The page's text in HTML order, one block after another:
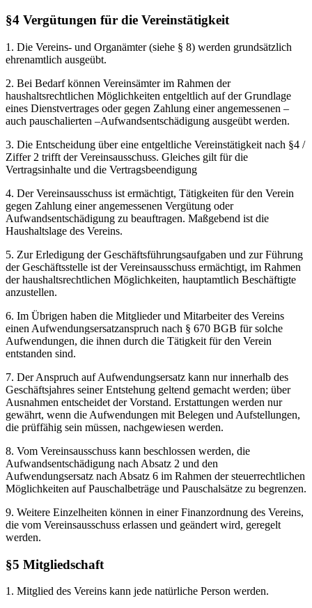
§4 Vergütungen für die Vereinstätigkeit
1. Die Vereins- und Organämter (siehe § 8) werden grundsätzlich
ehrenamtlich ausgeübt.
2. Bei Bedarf können Vereinsämter im Rahmen der
haushaltsrechtlichen Möglichkeiten entgeltlich auf der Grundlage
eines Dienstvertrages oder gegen Zahlung einer angemessenen –
auch pauschalierten –Aufwandsentschädigung ausgeübt werden.
3. Die Entscheidung über eine entgeltliche Vereinstätigkeit nach §4 /
Ziffer 2 trifft der Vereinsausschuss. Gleiches gilt für die
Vertragsinhalte und die Vertragsbeendigung
4. Der Vereinsausschuss ist ermächtigt, Tätigkeiten für den Verein
gegen Zahlung einer angemessenen Vergütung oder
Aufwandsentschädigung zu beauftragen. Maßgebend ist die
Haushaltslage des Vereins.
5. Zur Erledigung der Geschäftsführungsaufgaben und zur Führung
der Geschäftsstelle ist der Vereinsausschuss ermächtigt, im Rahmen
der haushaltsrechtlichen Möglichkeiten, hauptamtlich Beschäftigte
anzustellen.
6. Im Übrigen haben die Mitglieder und Mitarbeiter des Vereins
einen Aufwendungsersatzanspruch nach § 670 BGB für solche
Aufwendungen, die ihnen durch die Tätigkeit für den Verein
entstanden sind.
7. Der Anspruch auf Aufwendungsersatz kann nur innerhalb des
Geschäftsjahres seiner Entstehung geltend gemacht werden; über
Ausnahmen entscheidet der Vorstand. Erstattungen werden nur
gewährt, wenn die Aufwendungen mit Belegen und Aufstellungen,
die prüffähig sein müssen, nachgewiesen werden.
8. Vom Vereinsausschuss kann beschlossen werden, die
Aufwandsentschädigung nach Absatz 2 und den
Aufwendungsersatz nach Absatz 6 im Rahmen der steuerrechtlichen
Möglichkeiten auf Pauschalbeträge und Pauschalsätze zu begrenzen.
9. Weitere Einzelheiten können in einer Finanzordnung des Vereins,
die vom Vereinsausschuss erlassen und geändert wird, geregelt
werden.
§5 Mitgliedschaft
1. Mitglied des Vereins kann jede natürliche Person werden.